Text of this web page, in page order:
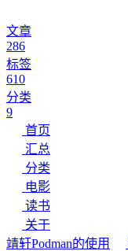
文章
286
标签
610
分类
9
首页
汇总
分类
电影
读书
关于
靖轩Podman的使用